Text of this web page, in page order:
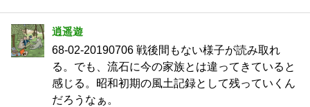
逍遥遊
68-02-20190706 戦後間もない様子が読み取れ
る。でも、流石に今の家族とは違ってきていると
感じる。昭和初期の風土記録として残っていくん
だろうなぁ。